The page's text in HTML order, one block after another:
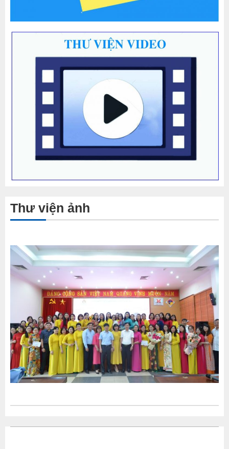
Thư viện ảnh